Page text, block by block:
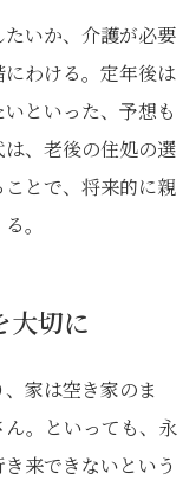
いか、介護が必要
わける。定年後は
といった、予想も
、老後の住処の選
とで、将来的に親
。
大切に
家は空き家のま
。といっても、永
来できないという